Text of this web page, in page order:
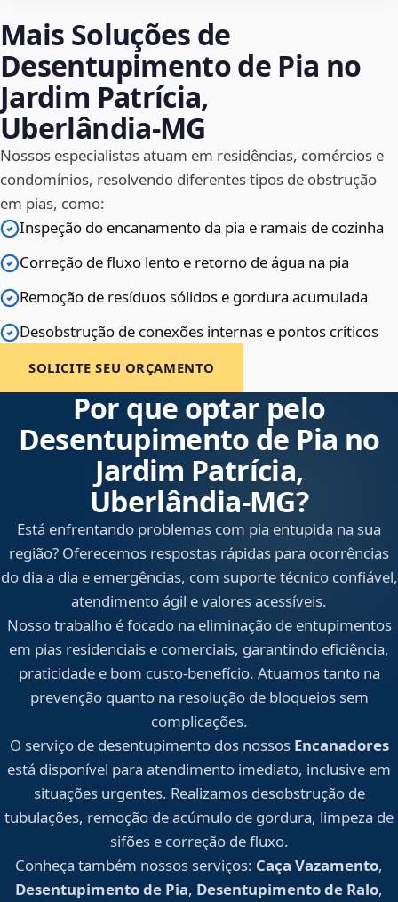
Mais Soluções de
Desentupimento de Pia no
Jardim Patrícia,
Uberlândia‑MG
Nossos especialistas atuam em residências, comércios e
condomínios, resolvendo diferentes tipos de obstrução
em pias, como:
Inspeção do encanamento da pia e ramais de cozinha
Correção de fluxo lento e retorno de água na pia
Remoção de resíduos sólidos e gordura acumulada
Desobstrução de conexões internas e pontos críticos
SOLICITE SEU ORÇAMENTO
Por que optar pelo
Desentupimento de Pia no
Jardim Patrícia,
Uberlândia‑MG?
Está enfrentando problemas com pia entupida na sua
região? Oferecemos respostas rápidas para ocorrências
do dia a dia e emergências, com suporte técnico confiável,
atendimento ágil e valores acessíveis.
Nosso trabalho é focado na eliminação de entupimentos
em pias residenciais e comerciais, garantindo eficiência,
praticidade e bom custo-benefício. Atuamos tanto na
prevenção quanto na resolução de bloqueios sem
complicações.
O serviço de desentupimento dos nossos Encanadores
está disponível para atendimento imediato, inclusive em
situações urgentes. Realizamos desobstrução de
tubulações, remoção de acúmulo de gordura, limpeza de
sifões e correção de fluxo.
Conheça também nossos serviços: Caça Vazamento,
Desentupimento de Pia, Desentupimento de Ralo,